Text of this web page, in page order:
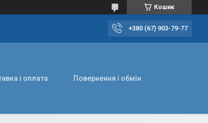
Кошик
+380 (67) 903-79-77
і оплата Повернення і обмін